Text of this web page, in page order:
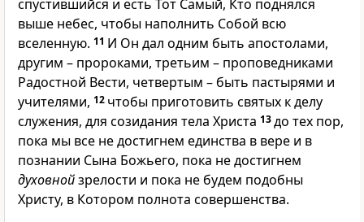
спустившийся и есть Тот Самый, Кто поднялся
выше небес, чтобы наполнить Собой всю
вселенную. 11 И Он дал одним быть апостолами,
другим – пророками, третьим – проповедниками
Радостной Вести, четвертым – быть пастырями и
учителями, 12 чтобы приготовить святых к делу
служения, для созидания тела Христа 13до тех пор,
пока мы все не достигнем единства в вере и в
познании Сына Божьего, пока не достигнем
духовнойзрелости и пока не будем подобны
Христу, в Котором полнота совершенства.